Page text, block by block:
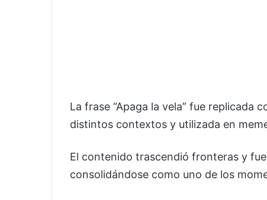
La frase “Apaga la vela” fue replicada
distintos contextos y utilizada en
El contenido trascendió fronteras y
consolidándose como uno de los